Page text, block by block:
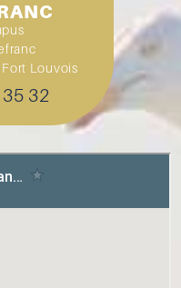
Louvois
32